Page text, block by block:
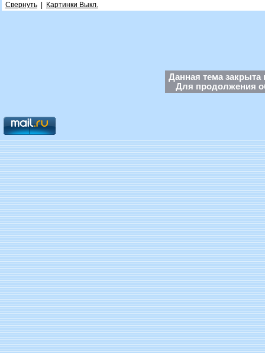
Свернуть Картинки Выкл.
Данная тема закрыта
Для продолжения